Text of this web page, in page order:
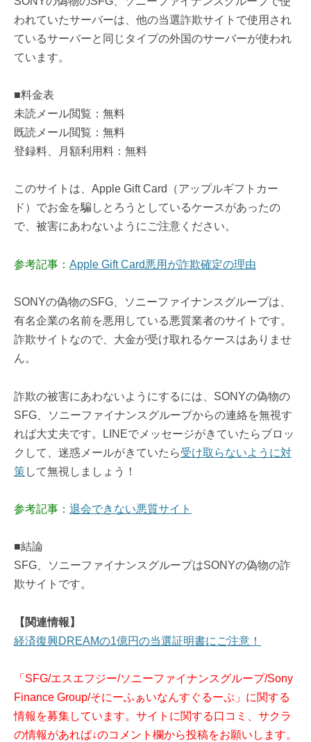
われていたサーバーは、他の当選詐欺サイトで使用され
ているサーバーと同じタイプの外国のサーバーが使われ
ています。
■料金表
未読メール閲覧：無料
既読メール閲覧：無料
登録料、月額利用料：無料
このサイトは、Apple Gift Card（アップルギフトカー
ド）でお金を騙しとろうとしているケースがあったの
で、被害にあわないようにご注意ください。
参考記事： Apple Gift Card悪用が詐欺確定の理由
SONYの偽物のSFG、ソニーファイナンスグループは、
有名企業の名前を悪用している悪質業者のサイトです。
詐欺サイトなので、大金が受け取れるケースはありませ
ん。
詐欺の被害にあわないようにするには、SONYの偽物の
SFG、ソニーファイナンスグループからの連絡を無視す
れば大丈夫です。LINEでメッセージがきていたらブロッ
クして、迷惑メールがきていたら受け取らないように対
策して無視しましょう！
参考記事： 退会できない悪質サイト
■結論
SFG、ソニーファイナンスグループはSONYの偽物の詐
欺サイトです。
【関連情報】
経済復興DREAMの1億円の当選証明書にご注意！
「SFG/エスエフジー/ソニーファイナンスグループ/Sony
Finance Group/そにーふぁいなんすぐるーぷ」に関する
情報を募集しています。サイトに関する口コミ、サクラ
の情報があれば↓のコメント欄から投稿をお願いします。